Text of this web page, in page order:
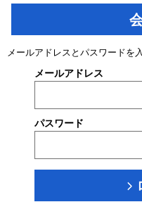
メールアドレスとパスワードを
メールアドレス
パスワード